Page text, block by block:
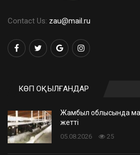
Contact Us: zau@mail.ru
КӨП ОҚЫЛҒАНДАР
Жамбыл облысында
жетті
05.08.2026 25